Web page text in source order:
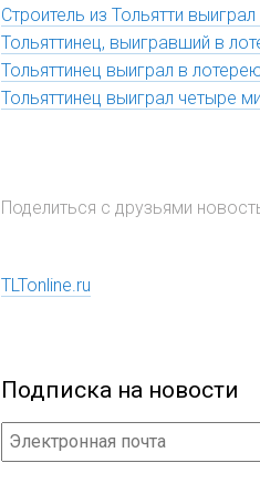
Строитель из Тольятти
Тольяттинец, выигравший в
Тольяттинец выиграл в
Тольяттинец выиграл четыре
Поделиться с друзьями
TLTonline.ru
Подписка на новости